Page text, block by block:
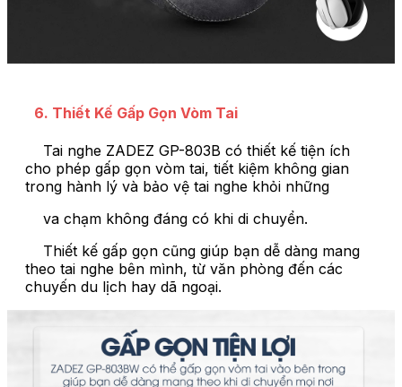
6. Thiết Kế Gấp Gọn Vòm Tai
Tai nghe ZADEZ GP-803B có thiết kế tiện ích
cho phép gấp gọn vòm tai, tiết kiệm không gian
trong hành lý và bảo vệ tai nghe khỏi những
va chạm không đáng có khi di chuyển.
Thiết kế gấp gọn cũng giúp bạn dễ dàng mang
theo tai nghe bên mình, từ văn phòng đến các
chuyến du lịch hay dã ngoại.